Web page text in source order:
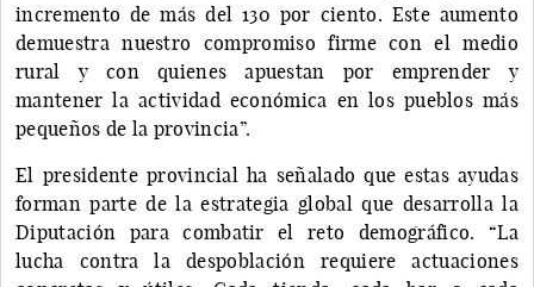
incremento de más del 130 por ciento. Este aumento
demuestra nuestro compromiso firme con el medio
rural y con quienes apuestan por emprender y
mantener la actividad económica en los pueblos más
pequeños de la provincia”.
El presidente provincial ha señalado que estas ayudas
forman parte de la estrategia global que desarrolla la
Diputación para combatir el reto demográfico. “La
lucha contra la despoblación requiere actuaciones